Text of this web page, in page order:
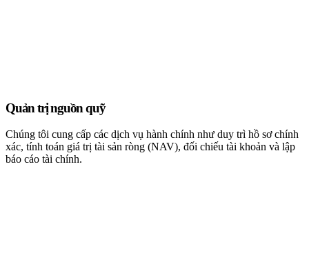
Quản trị nguồn quỹ
Chúng tôi cung cấp các dịch vụ hành chính như duy trì hồ sơ chính
xác, tính toán giá trị tài sản ròng (NAV), đối chiếu tài khoản và lập
báo cáo tài chính.